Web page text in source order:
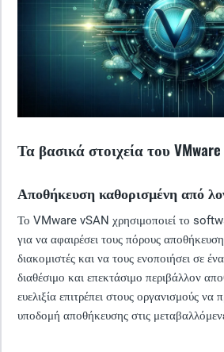
Τα βασικά στοιχεία του VMware
Αποθήκευση καθορισμένη από
Το VMware vSAN χρησιμοποιεί το
για να αφαιρέσει τους πόρους
διακομιστές και να τους ενοποιήσει σε ένα
διαθέσιμο και επεκτάσιμο περιβάλλον
ευελιξία επιτρέπει στους οργανισμούς να
υποδομή αποθήκευσης στις